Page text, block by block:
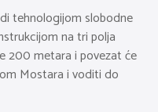
tehnologijom slobodne
na tri polja
200 metara i povezat će
Mostara i voditi do